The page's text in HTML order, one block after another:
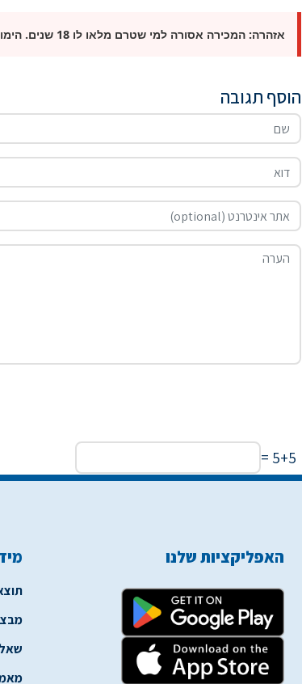
אזהרה: המכירה אסורה למי שטרם מלאו לו 18 שנים. הימורים כספיים עלולים להיות ממכרים. שחקו באחריות.
הוסף תגובה
5+5 =
האפליקציות שלנו